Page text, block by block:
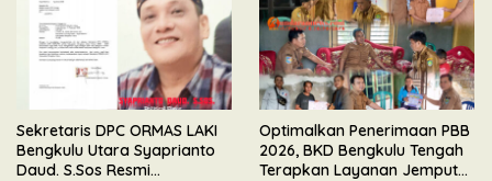
Sekretaris DPC ORMAS LAKI
Bengkulu Utara Syaprianto
Daud. S.Sos Resmi
Optimalkan Penerimaan PBB
2026, BKD Bengkulu Tengah
Terapkan Layanan Jemput